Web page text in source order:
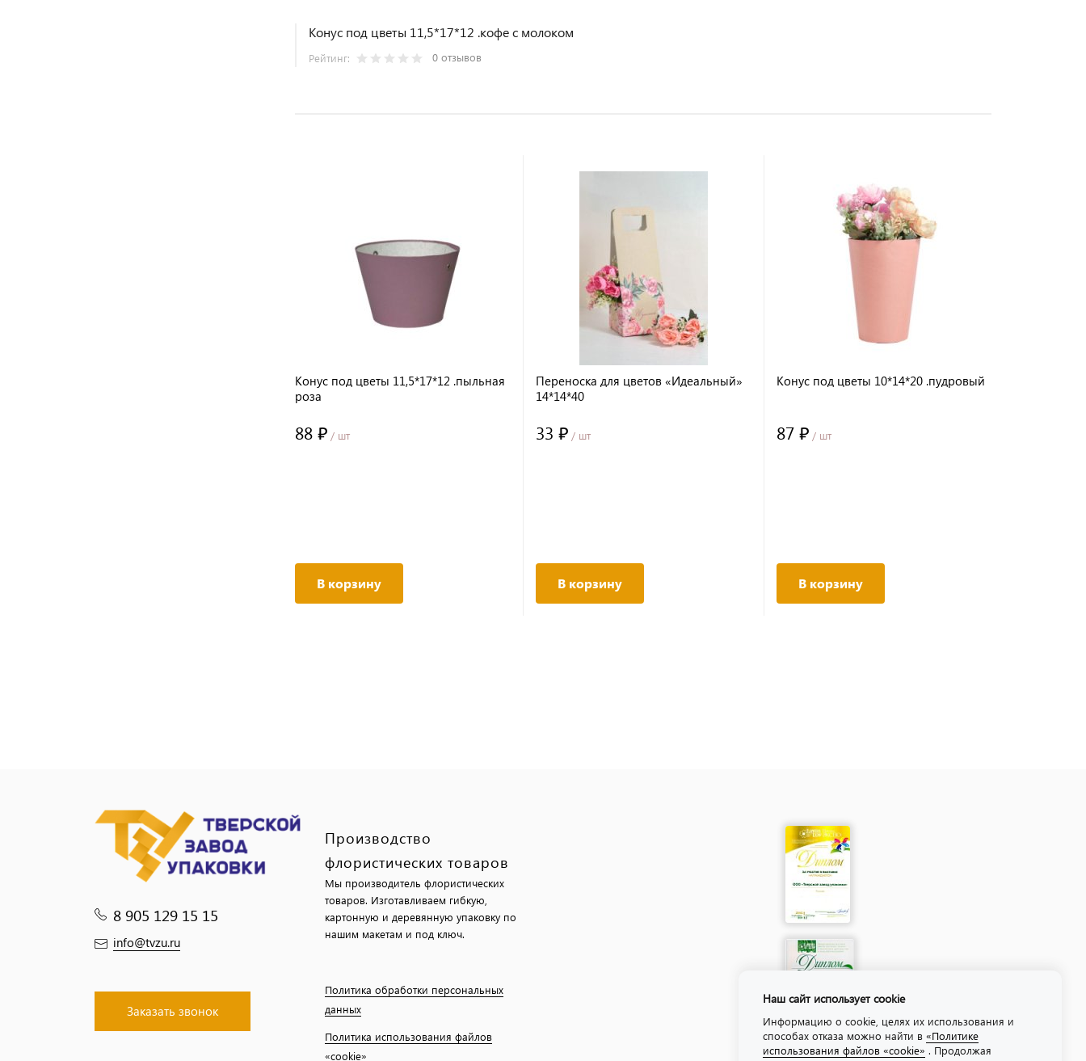
Конус под цветы 11,5*17*12 .кофе с молоком
Рейтинг: 0 отзывов
Конус под цветы 11,5*17*12 .пыльная
роза
88 ₽ / шт
В корзину
Переноска для цветов «Идеальный»
14*14*40
33 ₽ / шт
В корзину
Конус под цветы 10*14*20 .пудровый
87 ₽ / шт
В корзину
8 905 129 15 15
info@tvzu.ru
Заказать звонок
Производство
флористических товаров
Мы производитель флористических
товаров. Изготавливаем гибкую,
картонную и деревянную упаковку по
нашим макетам и под ключ.
Политика обработки персональных
данных
Политика использования файлов
«cookie»
Наш сайт использует cookie
Информацию о cookie, целях их использования и
способах отказа можно найти в «Политике
использования файлов «cookie» . Продолжая